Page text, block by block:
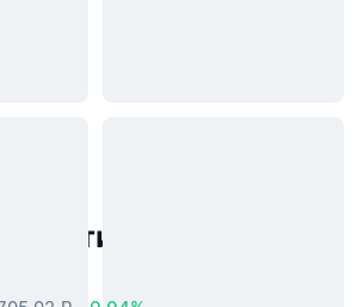
активы реального